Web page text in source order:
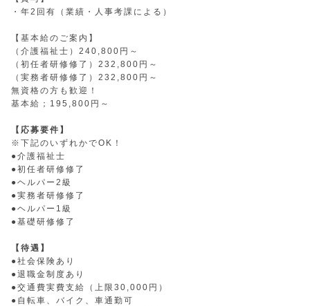
・年2回有（業績・人事考課による）
【基本給のご案内】
（介護福祉士）240,800円～
（初任者研修修了）232,800円～
（実務者研修修了）232,800円～
無資格の方も歓迎！
基本給；195,800円～
【応募要件】
※下記のいずれかでOK！
●介護福祉士
●初任者研修修了
●ヘルパー2級
●実務者研修修了
●ヘルパー1級
●基礎研修修了
【待遇】
●社会保険あり
●退職金制度あり
●交通費実費支給（上限30,000円）
●自転車、バイク、車通勤可